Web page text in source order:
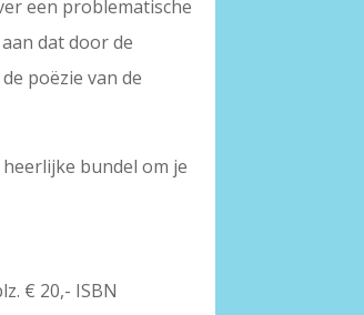
een problematische
dat door de
poëzie van de
bundel om je
€ 20,- ISBN